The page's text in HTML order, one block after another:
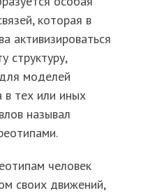
которая в
активизироваться
структуру,
моделей
в тех или иных
называл
человек
своих движений,